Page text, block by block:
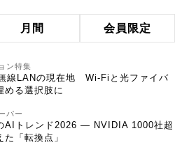
月間 会員限定
ン特集
線LANの現在地 Wi-Fiと光ファイバ
める選択肢に
パー
AIトレンド2026 ― NVIDIA 1000社超
「転換点」